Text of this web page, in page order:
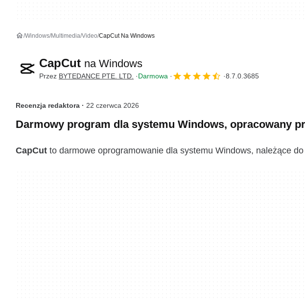
Windows Multimedia Video CapCut Na Windows
CapCut na Windows
Przez BYTEDANCE PTE. LTD. Darmowa 8.7.0.3685
Recenzja redaktora · 22 czerwca 2026
Darmowy program dla systemu Windows, opracowany
CapCut to darmowe oprogramowanie dla systemu Windows, należące